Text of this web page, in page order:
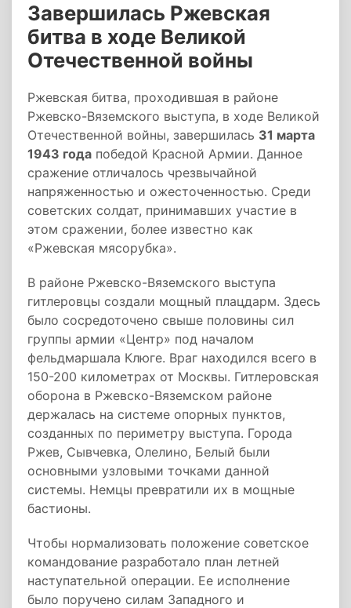
Завершилась Ржевская
битва в ходе Великой
Отечественной войны
Ржевская битва, проходившая в районе
Ржевско-Вяземского выступа, в ходе Великой
Отечественной войны, завершилась 31 марта
1943 года победой Красной Армии. Данное
сражение отличалось чрезвычайной
напряженностью и ожесточенностью. Среди
советских солдат, принимавших участие в
этом сражении, более известно как
«Ржевская мясорубка».
В районе Ржевско-Вяземского выступа
гитлеровцы создали мощный плацдарм. Здесь
было сосредоточено свыше половины сил
группы армии «Центр» под началом
фельдмаршала Клюге. Враг находился всего в
150-200 километрах от Москвы. Гитлеровская
оборона в Ржевско-Вяземском районе
держалась на системе опорных пунктов,
созданных по периметру выступа. Города
Ржев, Сывчевка, Олелино, Белый были
основными узловыми точками данной
системы. Немцы превратили их в мощные
бастионы.
Чтобы нормализовать положение советское
командование разработало план летней
наступательной операции. Ее исполнение
было поручено силам Западного и